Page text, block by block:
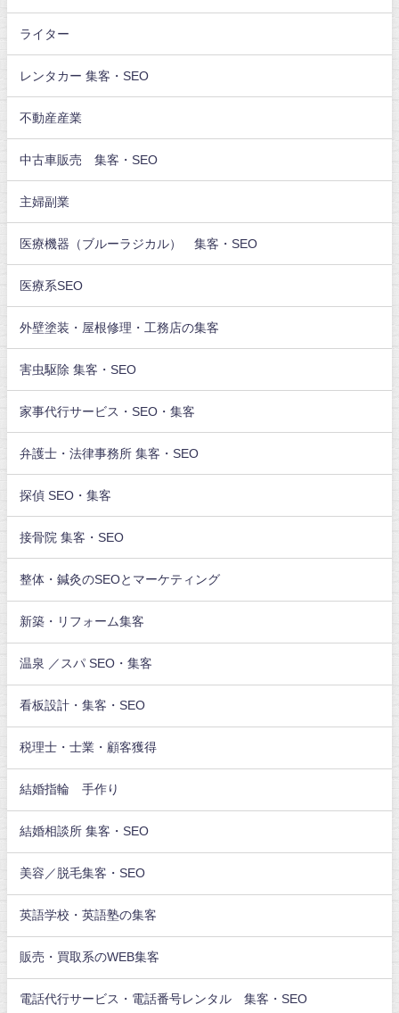
ライター
レンタカー 集客・SEO
不動産産業
中古車販売 集客・SEO
主婦副業
医療機器（ブルーラジカル） 集客・SEO
医療系SEO
外壁塗装・屋根修理・工務店の集客
害虫駆除 集客・SEO
家事代行サービス・SEO・集客
弁護士・法律事務所 集客・SEO
探偵 SEO・集客
接骨院 集客・SEO
整体・鍼灸のSEOとマーケティング
新築・リフォーム集客
温泉 ／スパ SEO・集客
看板設計・集客・SEO
税理士・士業・顧客獲得
結婚指輪 手作り
結婚相談所 集客・SEO
美容／脱毛集客・SEO
英語学校・英語塾の集客
販売・買取系のWEB集客
電話代行サービス・電話番号レンタル 集客・SEO